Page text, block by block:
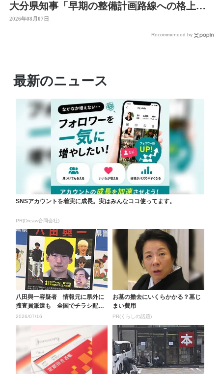
大分県知事「早期の整備計画路線への格上げ
に期待」
2026年08月07日
Recommended by
最新のニュース
SNSアカウントを着実に成長。実はみんなココ使ってます。
PR(Dreaw合同会社)
八田與一容疑者 情報元に県外に
捜査員派遣も 全国でチラシ配っ
て以降400件超える...
2026/07/16
お墓の撤去にいくらかかる？墓じ
まい費用
PR(くらしの話題)